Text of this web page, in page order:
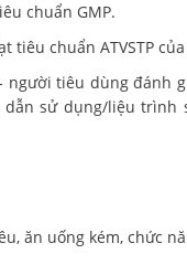
chuẩn GMP.
chuẩn ATVSTP của
tiêu dùng đánh
sử dụng/liệu trình
ăn uống kém, chức